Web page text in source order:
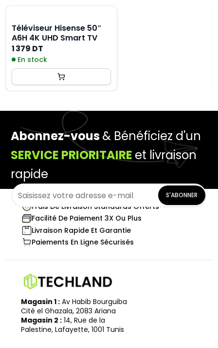
Téléviseur Hisense 50″
A6H 4K UHD Smart TV
1 379 DT
En stock
Abonnez-vous& Bénéficiez d'un
SERVICE PRIORITAIRE et livraison
rapide
S'ABONNER
Frais De Livraison Standards Offerts
Facilité De Paiement 3X Ou Plus
Livraison Rapide Et Garantie
Paiements En Ligne Sécurisés
Magasin 1 : Av Habib Bourguiba
Cité el Ghazala, 2083 Ariana
Magasin 2 : 14, Rue de la
Palestine, Lafayette, 1001 Tunis